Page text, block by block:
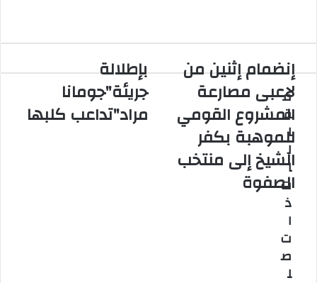
ب
إ
ط
ل
بإطلالة
جريئة"جومانا
مراد"تداعب كلبها
إ
ن
ض
م
م
إ
ن
ن
إنضمام إثنين من
لاعبى مصارعة
المشروع القومي
للموهبة بكفر
الشيخ إلى منتخب
الصفوة
م
ق
ا
ل
ا
ت
ذ
ا
ت
ص
ل